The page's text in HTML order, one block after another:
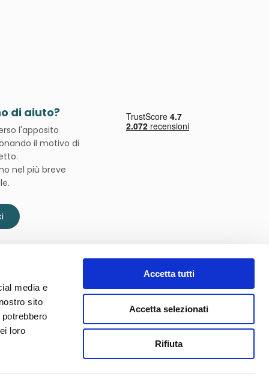
media e
sito
loro
Accetta tutti
Accetta selezionati
Rifiuta
di aiuto?
l'apposito
il motivo di
nel più breve
Spedizioni affidate a